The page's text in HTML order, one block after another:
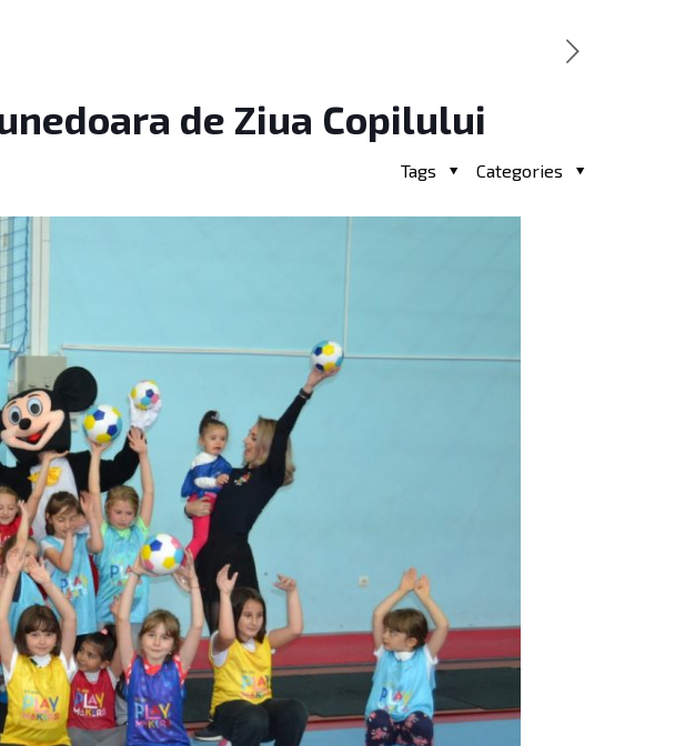
de Ziua Copilului
Categories
Tags